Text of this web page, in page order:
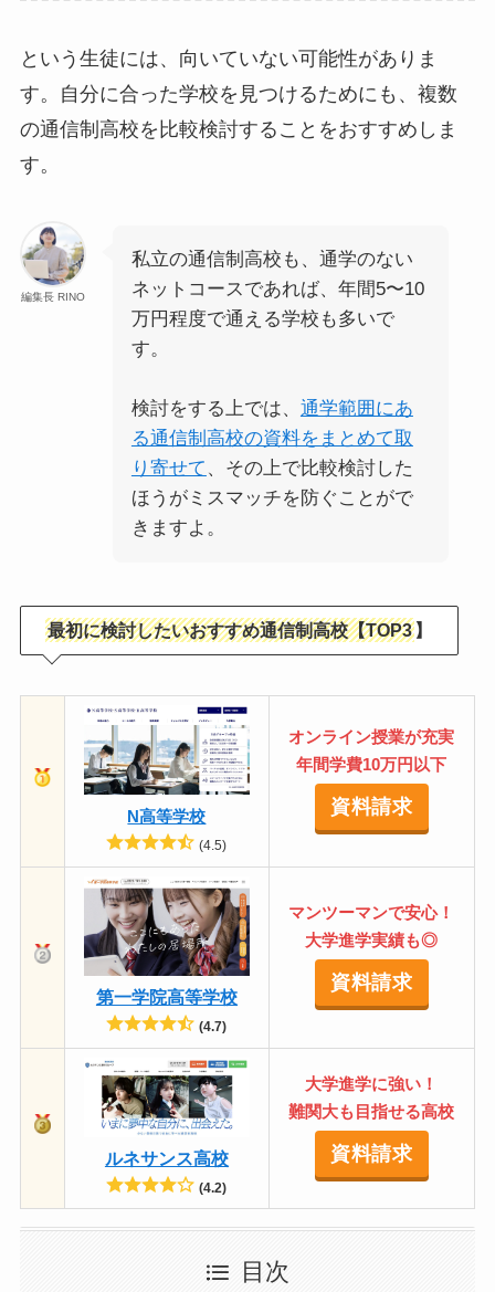
という生徒には、向いていない可能性がありま
す。自分に合った学校を見つけるためにも、複数
の通信制高校を比較検討することをおすすめしま
す。
編集長 RINO
私立の通信制高校も、通学のない
ネットコースであれば、年間5〜10
万円程度で通える学校も多いで
す。
検討をする上では、 通学範囲にあ
る通信制高校の資料をまとめて取
り寄せて 、その上で比較検討した
ほうがミスマッチを防ぐことがで
きますよ。
最初に検討したいおすすめ通信制高校【TOP3 】
N高等学校
(4.5)
オンライン授業が充実
年間学費10万円以下
資料請求
第一学院高等学校
(4.7)
マンツーマンで安心！
大学進学実績も◎
資料請求
ルネサンス高校
(4.2)
大学進学に強い！
難関大も目指せる高校
資料請求
目次